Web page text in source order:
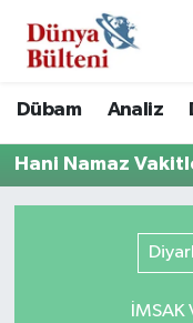
Dübam Analiz
Hani Namaz
İMSAK
Hava Durumu
Trafik Durumu
Süper Lig